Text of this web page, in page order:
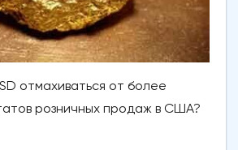
отмахиваться от более
розничных продаж в США?